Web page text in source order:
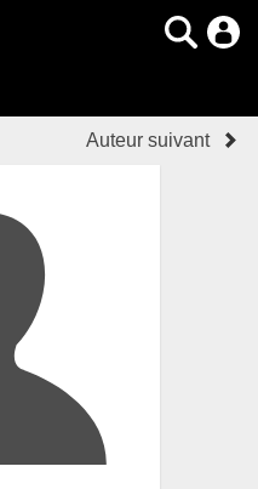
Auteur suivant